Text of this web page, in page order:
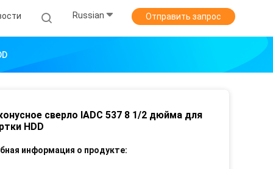
Russian Отправить запрос
сверло IADC 537 8 1/2 дюйма для
HDD
информация о продукте: